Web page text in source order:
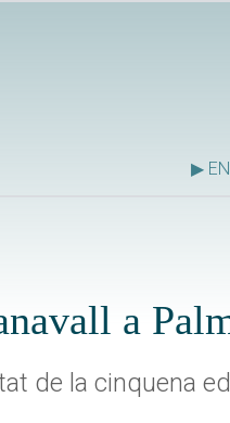
▶
a
de la cinquena